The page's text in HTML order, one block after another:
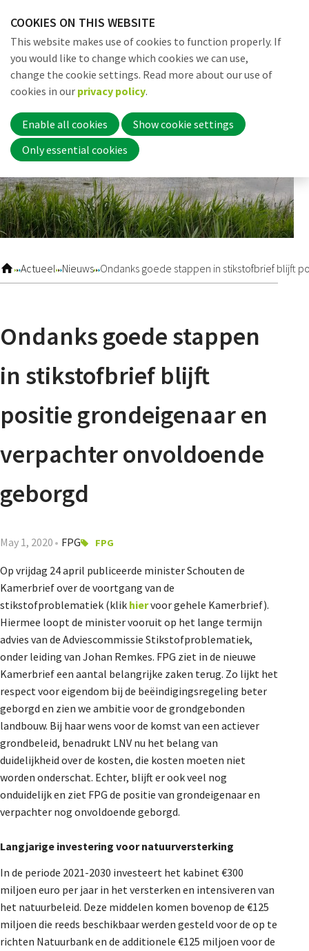
links
Jump
to
navigation
to
main
content
Actueel Nieuws Ondanks goede stappen in stikstofbrief blijft
Ondanks goede stappen
in stikstofbrief blijft
positie grondeigenaar en
verpachter onvoldoende
geborgd
May 1, 2020 FPG FPG
Op vrijdag 24 april publiceerde minister Schouten de
Kamerbrief over de voortgang van de
stikstofproblematiek (klik hiervoor gehele Kamerbrief).
Hiermee loopt de minister vooruit op het lange termijn
advies van de Adviescommissie Stikstofproblematiek,
onder leiding van Johan Remkes. FPG ziet in de nieuwe
Kamerbrief een aantal belangrijke zaken terug. Zo lijkt het
respect voor eigendom bij de beëindigingsregeling beter
geborgd en zien we ambitie voor de grondgebonden
landbouw. Bij haar wens voor de komst van een actiever
grondbeleid, benadrukt LNV nu het belang van
duidelijkheid over de kosten, die kosten moeten niet
worden onderschat. Echter, blijft er ook veel nog
onduidelijk en ziet FPG de positie van grondeigenaar en
verpachter nog onvoldoende geborgd.
Langjarige investering voor natuurversterking
In de periode 2021-2030 investeert het kabinet €300
miljoen euro per jaar in het versterken en intensiveren van
het natuurbeleid. Deze middelen komen bovenop de €125
miljoen die reeds beschikbaar werden gesteld voor de op te
richten Natuurbank en de additionele €125 miljoen voor de
Home
Nieuwsbrief
Lidmaatschap
Dossiers
De Landeigenaar
Contact
COOKIES ON THIS WEBSITE
This website makes use of cookies to function properly. If
you would like to change which cookies we can use,
change the cookie settings. Read more about our use of
cookies in our privacy policy.
Enable all cookies
Show cookie settings
Only essential cookies